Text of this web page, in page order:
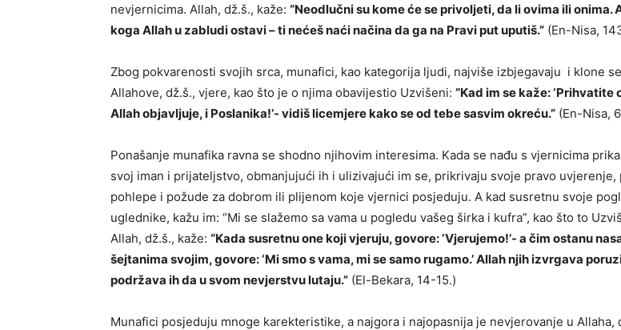
nevjernicima. Allah, dž.š., kaže: “Neodlučni su kome će se privoljeti, da li ovima ili onima.
koga Allah u zabludi ostavi – ti nećeš naći načina da ga na Pravi put uputiš.” (En-Nisa,
Zbog pokvarenosti svojih srca, munafici, kao kategorija ljudi, najviše izbjegavaju i klone se
Allahove, dž.š., vjere, kao što je o njima obavijestio Uzvišeni: “Kad im se kaže: ‘Prihvatite
Allah objavljuje, i Poslanika!’- vidiš licemjere kako se od tebe sasvim okreću.” (En-Nisa,
Ponašanje munafika ravna se shodno njihovim interesima. Kada se nađu s vjernicima
svoj iman i prijateljstvo, obmanjujući ih i ulizivajući im se, prikrivaju svoje pravo uvjerenje,
pohlepe i požude za dobrom ili plijenom koje vjernici posjeduju. A kad susretnu svoje
uglednike, kažu im: “Mi se slažemo sa vama u pogledu vašeg širka i kufra”, kao što to
Allah, dž.š., kaže: “Kada susretnu one koji vjeruju, govore: ‘Vjerujemo!’- a čim ostanu
šejtanima svojim, govore: ‘Mi smo s vama, mi se samo rugamo.’ Allah njih izvrgava
podržava ih da u svom nevjerstvu lutaju.” (El-Bekara, 14-15.)
Munafici posjeduju mnoge karekteristike, a najgora i najopasnija je nevjerovanje u Allaha,